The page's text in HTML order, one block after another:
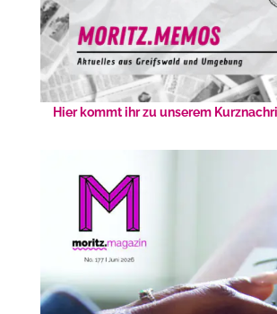
Hier kommt ihr zu unserem